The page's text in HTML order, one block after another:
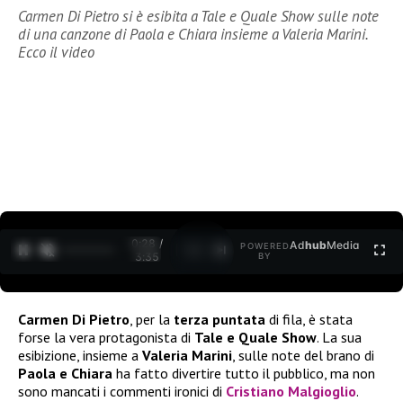
Carmen Di Pietro si è esibita a Tale e Quale Show sulle note
di una canzone di Paola e Chiara insieme a Valeria Marini.
Ecco il video
0:29 /
3:35
POWERED
BY
AdhubMedia
Carmen Di Pietro , per la terza puntata di fila, è stata
forse la vera protagonista di Tale e Quale Show. La sua
esibizione, insieme a Valeria Marini , sulle note del brano di
Paola e Chiara ha fatto divertire tutto il pubblico, ma non
sono mancati i commenti ironici di Cristiano Malgioglio.